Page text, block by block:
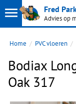
ToonFred
Advies op
Home PVC vloeren
Bodiax
Oak 317